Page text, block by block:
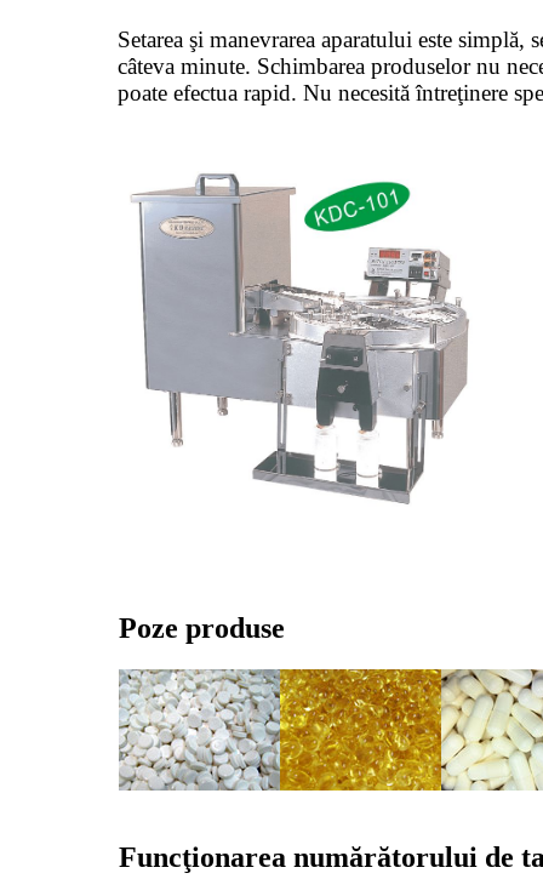
Setarea şi manevrarea aparatului este simplă,
câteva minute. Schimbarea produselor nu
poate efectua rapid. Nu necesită întreţinere
Poze produse
Funcţionarea numărătorului de